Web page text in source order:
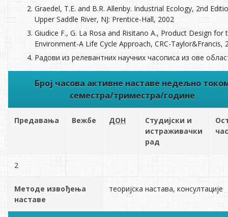
Graedel, T.E. and B.R. Allenby. Industrial Ecology, 2nd
Upper Saddle River, NJ: Prentice-Hall, 2002
Giudice F., G. La Rosa and Risitano A., Product Design for
Environment-A Life Cycle Approach, CRC-Taylor&Francis,
Радови из релевантних научних часописа из ове
Број часова активне наставе недељно
семестра/триместра/године
Предавања Вежбе ДОН
Студијски и
истраживачки
рад
2
Методе извођења
наставе
теоријска настава, консултације